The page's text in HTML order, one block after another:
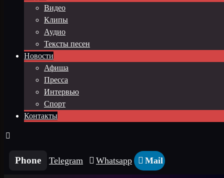
Видео
Клипы
Аудио
Тексты песен
Новости
Афиша
Пресса
Интервью
Спорт
Контакты
Phone Telegram Whatsapp Mail